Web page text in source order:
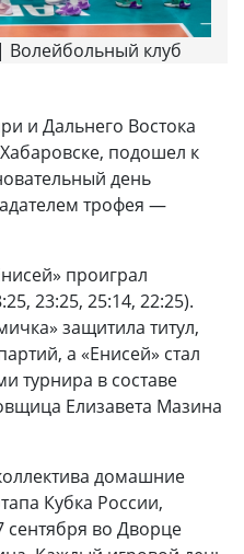
Волейбольный клуб
и Дальнего Востока
подошел к
день
трофея —
проиграл
23:25, 25:14, 22:25).
защитила титул,
а «Енисей» стал
турнира в составе
Елизавета Мазина
домашние
Кубка России,
сентября во Дворце